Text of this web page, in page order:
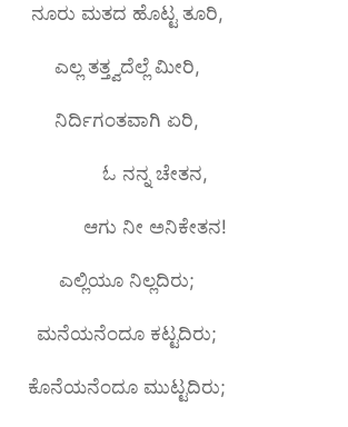
ಮತದ ಹೊಟ್ಟ ತೂರಿ,
ಎಲ್ಲ ತತ್ತ್ವದೆಲ್ಲೆ ಮೀರಿ,
ನಿರ್ದಿಗಂತವಾಗಿ ಏರಿ,
ಓ ನನ್ನ ಚೇತನ,
ನೀ ಅನಿಕೇತನ!
ಎಲ್ಲಿಯೂ ನಿಲ್ಲದಿರು;
ಕಟ್ಟದಿರು;
ಮುಟ್ಟದಿರು;